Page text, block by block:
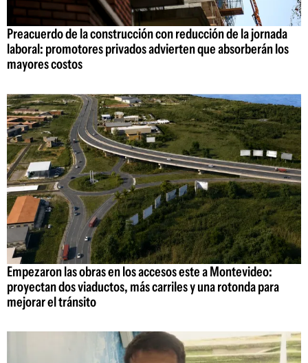
Preacuerdo de la construcción con reducción de la jornada
laboral: promotores privados advierten que absorberán los
mayores costos
Empezaron las obras en los accesos este a Montevideo:
proyectan dos viaductos, más carriles y una rotonda para
mejorar el tránsito